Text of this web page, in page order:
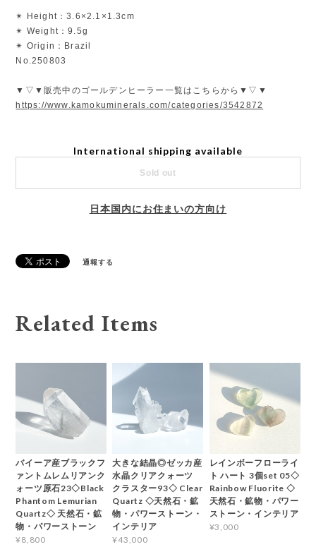
✴︎ Height：3.6×2.1×1.3cm
✴︎ Weight：9.5g
✴︎ Origin：Brazil
No.250803
▼▽▼販売中のゴールデンヒーラー一覧はこちらから▼▽▼
https://www.kamokuminerals.com/categories/3542872
International shipping available
Sold out
日本国内にお住まいの方向け
通報する
Related Items
バイーア産ブラックフ
ァントムレムリアンク
ォーツ原石23◇Black
Phantom Lemurian
Quartz◇ 天然石・鉱
物・パワーストーン
¥8,800
大きな結晶◎ゼッカ産
水晶クリアクォーツ
クラスター93◇ Clear
Quartz ◇天然石・鉱
物・パワーストーン・
インテリア
¥43,000
レインボーフローライ
ト ハート 3個set 05◇
Rainbow Fluorite ◇
天然石・鉱物・パワー
ストーン・インテリア
¥3,000